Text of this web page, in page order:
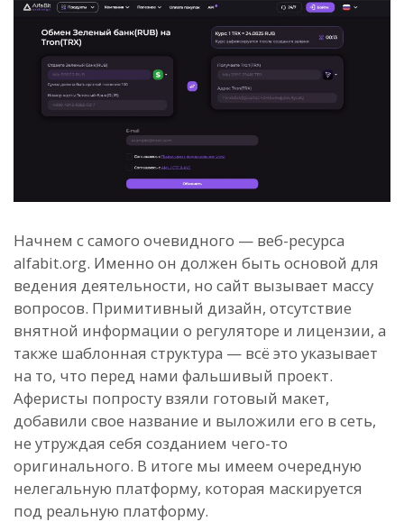
Начнем с самого очевидного — веб-ресурса
alfabit.org. Именно он должен быть основой для
ведения деятельности, но сайт вызывает массу
вопросов. Примитивный дизайн, отсутствие
внятной информации о регуляторе и лицензии, а
также шаблонная структура — всё это указывает
на то, что перед нами фальшивый проект.
Аферисты попросту взяли готовый макет,
добавили свое название и выложили его в сеть,
не утруждая себя созданием чего-то
оригинального. В итоге мы имеем очередную
нелегальную платформу, которая маскируется
под реальную платформу.